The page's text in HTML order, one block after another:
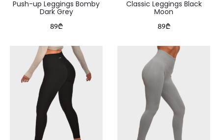
Push-up Leggings Bomby
Dark Grey
89₾
Classic Leggings Black
Moon
89₾